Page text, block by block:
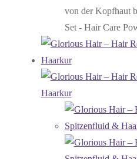
von der Kopfhaut
Set - Hair Care